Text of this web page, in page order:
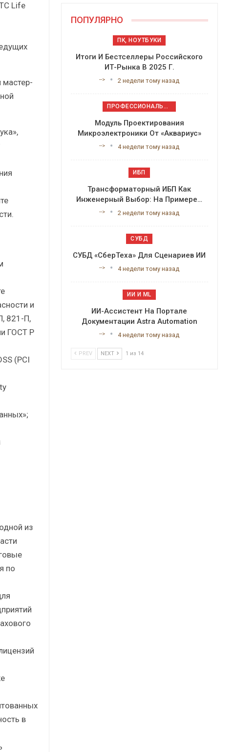
Life
мастер-
и
821-П,
ГОСТ Р
(PCI
из
по
в
ПОПУЛЯРНО
ПК, НОУТБУКИ
Итоги И Бестселлеры Российского
ИТ-Рынка В 2025 Г.
--> 2 недели тому назад
ПРОФЕССИОНАЛЬНОЕ ПРИКЛАДНОЕ ПО
Модуль Проектирования
Микроэлектроники От «Аквариус»
--> 4 недели тому назад
ИБП
Трансформаторный ИБП Как
Инженерный Выбор: На Примере…
--> 2 недели тому назад
СУБД
СУБД «СберТеха» Для Сценариев ИИ
--> 4 недели тому назад
ИИ И ML
ИИ-Ассистент На Портале
Документации Astra Automation
--> 4 недели тому назад
PREV NEXT 1 из 14